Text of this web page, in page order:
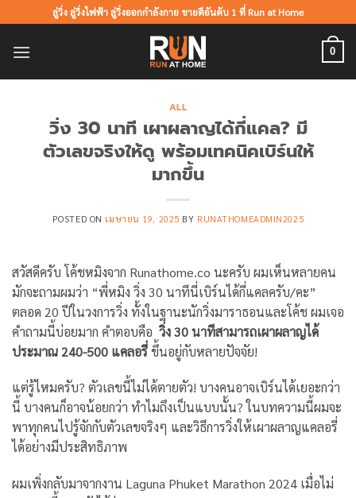
ไป
ลู่วิ่ง ลู่วิ่งไฟฟ้า ลู่วิ่งออกกำลังกาย ขายดีอันดับ 1 ที่ Run at Home
0
ALL
วิ่ง 30 นาที เผาผลาญได้กี่แคล? มี
ตัวเลขจริงให้ดู พร้อมเทคนิคเบิร์นให้
มากขึ้น
POSTED ON เมษายน 19, 2025 BY RUNATHOMEADMIN2025
สวัสดีครับ โค้ชหมิงจาก Runathome.co นะครับ ผมเห็นหลายคน
มักจะถามผมว่า “พี่หมิง วิ่ง 30 นาทีนี่เบิร์นได้กี่แคลครับ/คะ”
ตลอด 20 ปีในวงการวิ่ง ทั้งในฐานะนักวิ่งมาราธอนและโค้ช ผมเจอ
คำถามนี้บ่อยมาก คำตอบคือ วิ่ง 30 นาทีสามารถเผาผลาญได้
ประมาณ 240-500 แคลอรี่ขึ้นอยู่กับหลายปัจจัย!
แต่รู้ไหมครับ? ตัวเลขนี้ไม่ได้ตายตัว! บางคนอาจเบิร์นได้เยอะกว่า
นี้ บางคนก็อาจน้อยกว่า ทำไมถึงเป็นแบบนั้น? ในบทความนี้ผมจะ
พาทุกคนไปรู้จักกับตัวเลขจริงๆ และวิธีการวิ่งให้เผาผลาญแคลอรี่
ได้อย่างมีประสิทธิภาพ
ผมเพิ่งกลับมาจากงาน Laguna Phuket Marathon 2024 เมื่อไม่